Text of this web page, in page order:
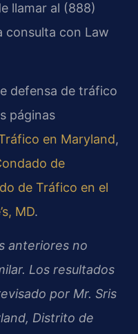
llamar al (888)
consulta con Law
defensa de tráfico
páginas
en Maryland,
de
de Tráfico en el
MD.
anteriores no
Los resultados
por Mr. Sris
Distrito de